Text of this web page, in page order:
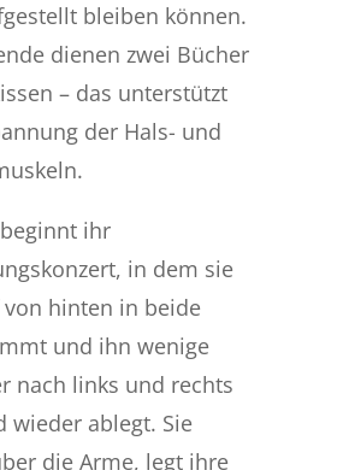
bleiben können.
dienen zwei Bücher
– das unterstützt
der Hals- und
ihr
in dem sie
von hinten in beide
und ihn wenige
nach links und rechts
wieder ablegt. Sie
die Arme, legt ihre